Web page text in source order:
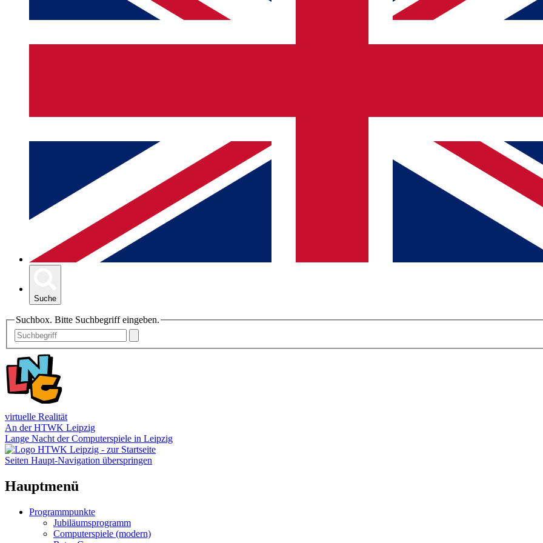
Suche
Suchbox. Bitte Suchbegriff eingeben.
virtuelle Realität
An der HTWK Leipzig
Lange Nacht der Computerspiele in Leipzig
Seiten Haupt-Navigation überspringen
Hauptmenü
Programmpunkte
Jubiläumsprogramm
Computerspiele (modern)